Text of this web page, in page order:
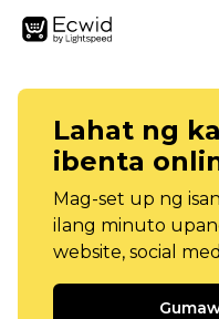
Lahat ng
ibenta
Mag-set up ng
ilang minuto
website, social